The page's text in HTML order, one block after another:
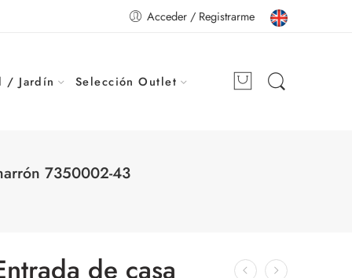
Acceder / Registrarme
/ Jardín Selección Outlet
7350002-43
de casa